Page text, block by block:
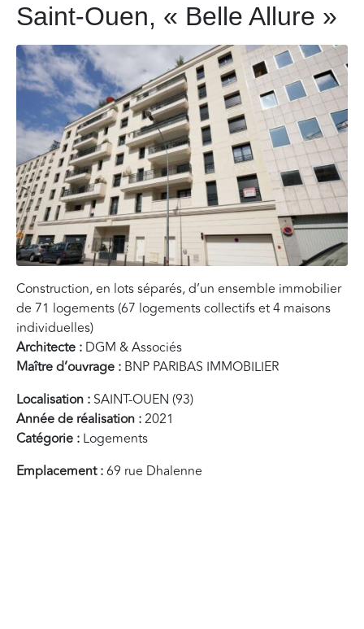
Saint-Ouen, « Belle Allure »
Construction, en lots séparés, d’un ensemble immobilier
de 71 logements (67 logements collectifs et 4 maisons
individuelles)
Architecte : DGM & Associés
Maître d’ouvrage : BNP PARIBAS IMMOBILIER
Localisation : SAINT-OUEN (93)
Année de réalisation :2021
Catégorie : Logements
Emplacement :69 rue Dhalenne